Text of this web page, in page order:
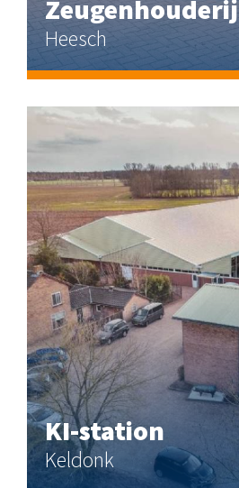
Zeugenhouderij
Heesch
KI-station
Keldonk